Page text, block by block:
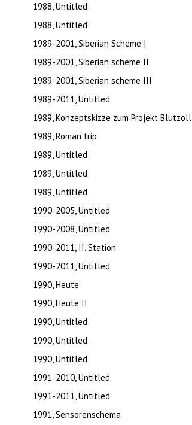
1988, Untitled
1988, Untitled
1989-2001, Siberian Scheme I
1989-2001, Siberian scheme II
1989-2001, Siberian scheme III
1989-2011, Untitled
1989, Konzeptskizze zum Projekt Blutzoll
1989, Roman trip
1989, Untitled
1989, Untitled
1989, Untitled
1990-2005, Untitled
1990-2008, Untitled
1990-2011, II. Station
1990-2011, Untitled
1990, Heute
1990, Heute II
1990, Untitled
1990, Untitled
1990, Untitled
1991-2010, Untitled
1991-2011, Untitled
1991, Sensorenschema